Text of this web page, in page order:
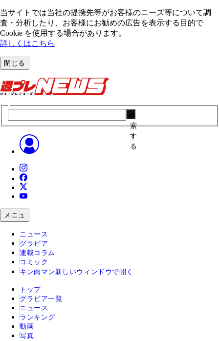
当サイトでは当社の提携先等がお客様のニーズ等について調
査・分析したり、お客様にお勧めの広告を表⽰する⽬的で
Cookie を使⽤する場合があります。
詳しくはこちら
閉じる
索
す
る
メニュ
ニュース
グラビア
連載コラム
コミック
キン肉マン 新しいウィンドウで開く
トップ
グラビア一覧
ニュース
ランキング
動画
写真